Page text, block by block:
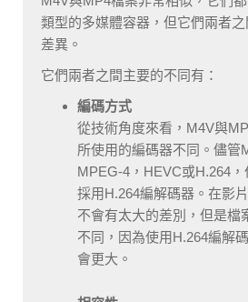
類型的多媒體容器，但它們兩者
差異。
它們兩者之間主要的不​​同有：
編碼方式
從技術角度來看，M4V與
所使用的編碼器不同。儘管
MPEG-4，HEVC或H.264
採用H.264編解碼器​​。在影
不會有太大的差別，但是檔
不同，因為使用H.264編解
會更大。